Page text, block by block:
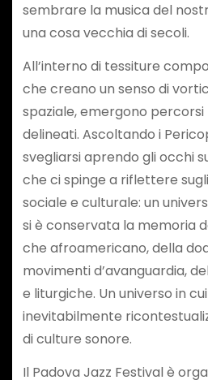
sembrare la musica del
una cosa vecchia di secoli.
All’interno di tessiture
che creano un senso di
spaziale, emergono
delineati. Ascoltando i
svegliarsi aprendo gli occhi
che ci spinge a riflettere
sociale e culturale: un
si è conservata la memoria
che afroamericano, della
movimenti d’avanguardia,
e liturgiche. Un universo in
inevitabilmente
di culture sonore.
Il Padova Jazz Festival è